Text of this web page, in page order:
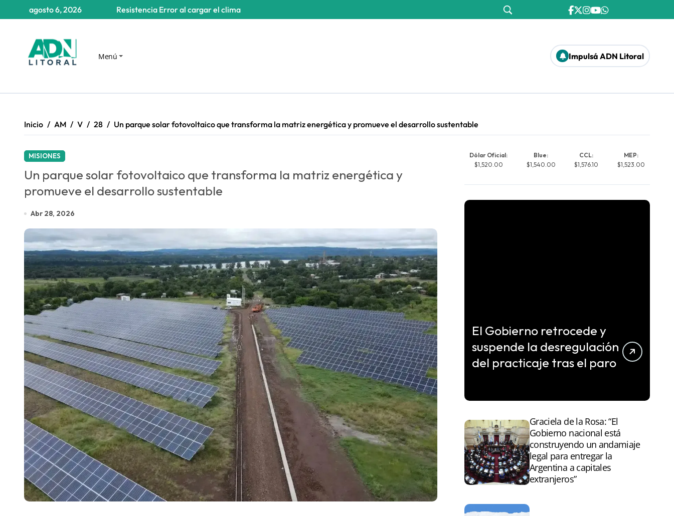
Resistencia Error al cargar el clima
agosto 6, 2026
Menú Impulsá ADN Litoral
Inicio AM V 28 Un parque solar fotovoltaico que transforma la matriz energética y promueve el desarrollo sustentable
MISIONES
Un parque solar fotovoltaico que transforma la matriz energética y
promueve el desarrollo sustentable
Abr 28, 2026
Dólar Oficial:
$1,520.00
Blue:
$1,540.00
CCL:
$1,576.10
MEP:
$1,523.00
El Gobierno retrocede y
suspende la desregulación
del practicaje tras el paro
Graciela de la Rosa: “El
Gobierno nacional está
construyendo un andamiaje
legal para entregar la
Argentina a capitales
extranjeros”